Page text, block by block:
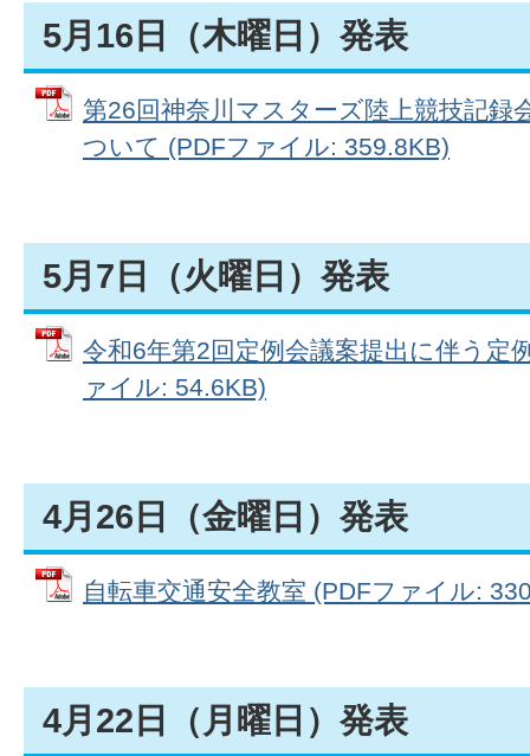
5月16日（木曜日）発表
第26回神奈川マスターズ陸上競技記録
ついて (PDFファイル: 359.8KB)
5月7日（火曜日）発表
令和6年第2回定例会議案提出に伴う定
ァイル: 54.6KB)
4月26日（金曜日）発表
自転車交通安全教室 (PDFファイル:
4月22日（月曜日）発表